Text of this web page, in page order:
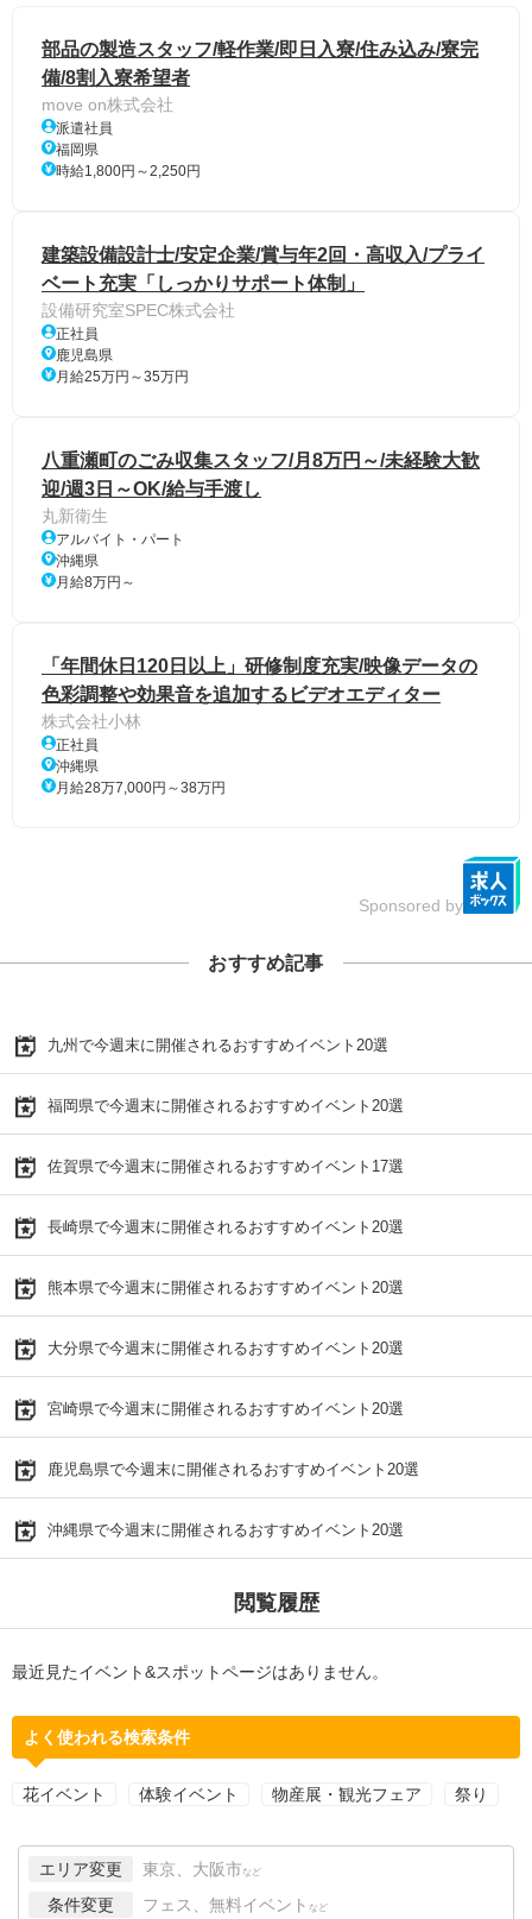
部品の製造スタッフ/軽作業/即日入寮/住み込み/寮完
備/8割入寮希望者
move on株式会社
派遣社員
福岡県
時給1,800円～2,250円
建築設備設計士/安定企業/賞与年2回・高収入/プライ
ベート充実「しっかりサポート体制」
設備研究室SPEC株式会社
正社員
鹿児島県
月給25万円～35万円
八重瀬町のごみ収集スタッフ/月8万円～/未経験大歓
迎/週3日～OK/給与手渡し
丸新衛生
アルバイト・パート
沖縄県
月給8万円～
「年間休日120日以上」研修制度充実/映像データの
色彩調整や効果音を追加するビデオエディター
株式会社小林
正社員
沖縄県
月給28万7,000円～38万円
Sponsored by
おすすめ記事
九州で今週末に開催されるおすすめイベント20選
福岡県で今週末に開催されるおすすめイベント20選
佐賀県で今週末に開催されるおすすめイベント17選
長崎県で今週末に開催されるおすすめイベント20選
熊本県で今週末に開催されるおすすめイベント20選
大分県で今週末に開催されるおすすめイベント20選
宮崎県で今週末に開催されるおすすめイベント20選
鹿児島県で今週末に開催されるおすすめイベント20選
沖縄県で今週末に開催されるおすすめイベント20選
閲覧履歴
最近見たイベント&スポットページはありません。
よく使われる検索条件
花イベント 体験イベント 物産展・観光フェア 祭り
エリア変更 東京、大阪市 など
条件変更 フェス、無料イベント など